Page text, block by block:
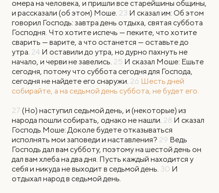
омера на человека, и пришли все старейшины общины,
и рассказали (об этом) Моше. 23 И сказал им: Об этом
говорил Господь: завтра день отдыха, святая суббота
Господня. Что хотите испечь — пеките, что хотите
сварить — варите, а что останется — оставьте до
утра. 24 И оставили до утра, но дурно пахнуть не
начало, и черви не завелись. 25 И сказал Моше: Ешьте
сегодня, потому что суббота сегодня для Господа,
сегодня не найдете его снаружи. 26 Шесть дней
собирайте, а на седьмой день суббота, не будет его.
27 (Но) наступил седьмой день, и (некоторые) из
народа пошли собирать, однако не нашли. 28 И сказал
Господь Моше: Доколе будете отказываться
исполнять мои заповеди и наставления? 29 Ведь
Господь дал вам субботу, поэтому на шестой день он
дал вам хлеба на два дня. Пусть каждый находится у
себя и никуда не выходит в седьмой день. 30 И
отдыхал народ в седьмой день.